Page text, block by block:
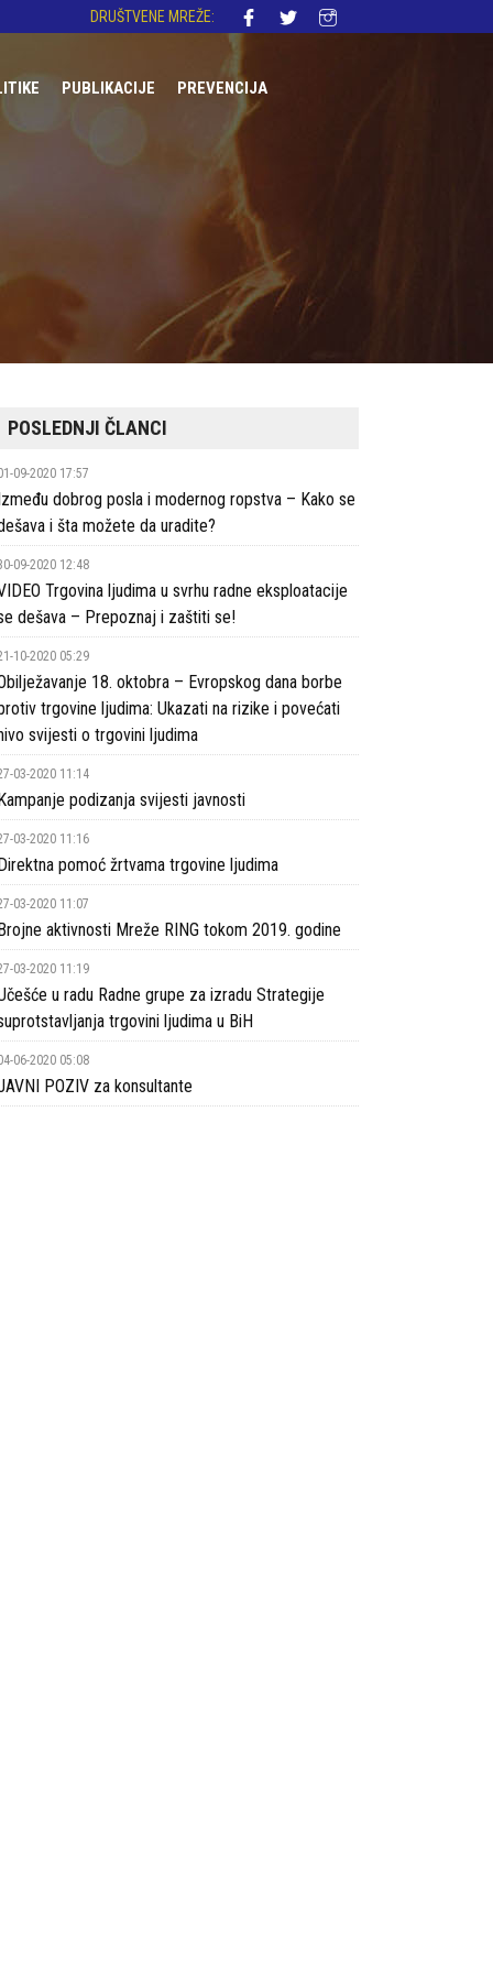
DRUŠTVENE MREŽE:
REGULATIVA
PUBLIKACIJE PREVENCIJA
POSLEDNJI ČLANCI
09-2020 17:57
dobrog posla i modernog ropstva – Kako se
i šta možete da uradite?
09-2020 12:48
Trgovina ljudima u svrhu radne eksploatacije
dešava – Prepoznaj i zaštiti se!
10-2020 05:29
18. oktobra – Evropskog dana borbe
trgovine ljudima: Ukazati na rizike i povećati
svijesti o trgovini ljudima
03-2020 11:14
podizanja svijesti javnosti
03-2020 11:16
pomoć žrtvama trgovine ljudima
03-2020 11:07
aktivnosti Mreže RING tokom 2019. godine
03-2020 11:19
u radu Radne grupe za izradu Strategije
trgovini ljudima u BiH
06-2020 05:08
POZIV za konsultante